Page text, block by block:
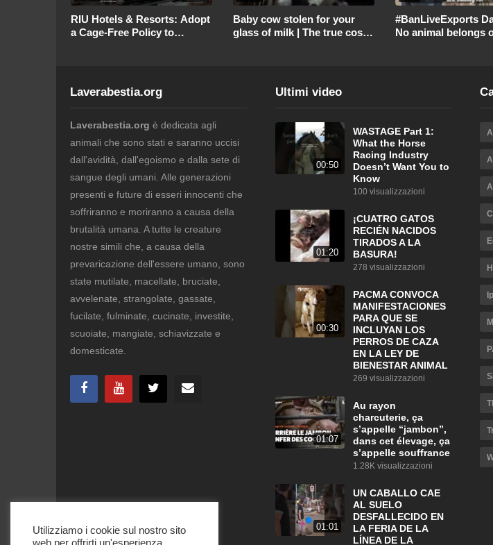
RIU Hotels & Resorts: Adopt
a Cage-Free Policy to
Baby cow stolen for your
glass of milk | The true cost
#BanLiveExports
No animal belongs
Laverabestia.org
Laverabestia.org è dedicata agli
animali che sono stati e saranno uccisi
dall'avidità, dall'egoismo e dalla sete di
sangue degli umani. Alle generazioni
presenti e future di esseri innocenti che
soffriranno e moriranno a causa della
brutalità umana. A tutte le creature
nostre simili che, a causa della
prevaricazione dell'essere umano, sono
state mutilate, macellate, bruciate,
avvelenate, strangolate, gassate,
fucilate, fulminate, cucinate, investite,
scuoiate, mangiate, schiavizzate e
domesticate.
Ultimi video
00:50
WASTAGE Part 1:
What the Horse
Racing Industry
Doesn’t Want You to
Know
100 visualizzazioni
01:20
¡CUATRO GATOS
RECIÉN NACIDOS
TIRADOS A LA
BASURA!
278 visualizzazioni
00:30
PACMA CONVOCA
MANIFESTACIONES
PARA QUE SE
INCLUYAN LOS
PERROS DE CAZA
EN LA LEY DE
BIENESTAR ANIMAL
269 visualizzazioni
01:07
Au rayon
charcuterie, ça
s’appelle “jambon”,
dans cet élevage, ça
s’appelle souffrance
1.28K visualizzazioni
01:01
UN CABALLO CAE
AL SUELO
DESFALLECIDO EN
LA FERIA DE LA
LÍNEA DE LA
Utilizziamo i cookie sul nostro sito